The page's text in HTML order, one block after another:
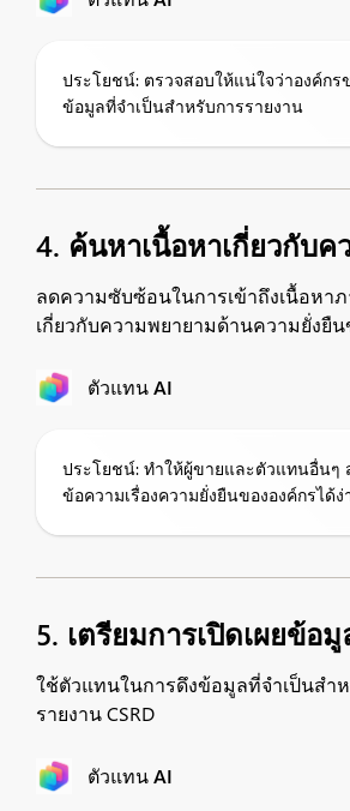
ประโยชน์: ตรวจสอบให้แน่ใจว่าองค์ก
ข้อมูลที่จำเป็นสำหรับการรายงาน
4. ค้นหาเนื้อหาเกี่ยวกับค
ลดความซับซ้อนในการเข้าถึงเนื้อหา
เกี่ยวกับความพยายามด้านความยั่งยื
ตัวแทน AI
ประโยชน์: ทำให้ผู้ขายและตัวแทนอื่นๆ
ข้อความเรื่องความยั่งยืนขององค์กรได้
5. เตรียมการเปิดเผยข้อมู
ใช้ตัวแทนในการดึงข้อมูลที่จำเป็นสำ
รายงาน CSRD
ตัวแทน AI